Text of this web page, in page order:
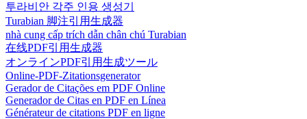
투라비안 각주 인용 생성기
Turabian 脚注引用生成器
nhà cung cấp trích dẫn chân chú Turabian
在线PDF引用生成器
オンラインPDF引用生成ツール
Online-PDF-Zitationsgenerator
Gerador de Citações em PDF Online
Generador de Citas en PDF en Línea
Générateur de citations PDF en ligne